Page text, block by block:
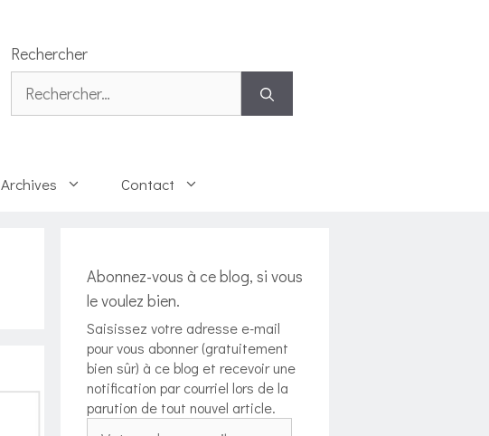
Rechercher
Rechercher :
Archives Contact
Abonnez-vous à ce blog, si vous
le voulez bien.
Saisissez votre adresse e-mail
pour vous abonner (gratuitement
bien sûr) à ce blog et recevoir une
notification par courriel lors de la
parution de tout nouvel article.